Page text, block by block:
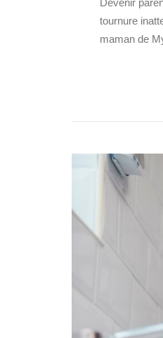
Devenir
tournure
maman de